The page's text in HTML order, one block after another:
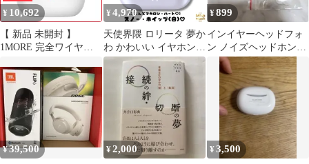
¥ 10,692
【 新品 未開封 】
1MORE 完全ワイヤレ
ホン 横を向いて寝るた
めの軽量イヤホン ［ノ
イズキャンセリング対
応］ ホワイト Sleeping-
Earbuds-Z30 未使用 送
料無料
¥ 4,970
天使界隈 ロリータ 夢か
わ かわいい イヤホン
ハート型 ワイヤレス イ
ヤホン Bluetooth5.3 完
全ワイヤレス 両耳 カナ
ル型 高音質 ノイズリダ
クション マイク 通話
デジタル Type-C 長時間
防水 軽量 光る LED 推
し活 量産型 地雷系
¥899
インイヤーヘッドフォ
ン ノイズヘッドホンキ
ャンセリング オンイヤ
ーヘッドフォン
¥39,500 ¥2,000 ¥3,500